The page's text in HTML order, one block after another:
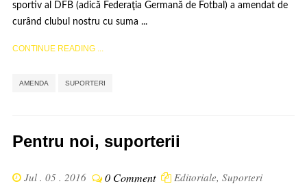
sportiv al DFB (adică Federaţia Germană de Fotbal) a amendat de
curând clubul nostru cu suma ...
CONTINUE READING ...
AMENDA SUPORTERI
Pentru noi, suporterii
Jul . 05 . 2016 0 Comment Editoriale, Suporteri